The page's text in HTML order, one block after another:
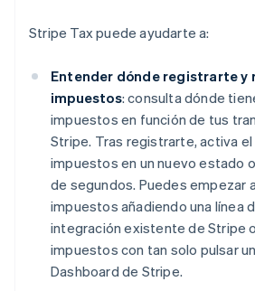
Stripe Tax puede ayudarte a:
Entender dónde registrarte y
impuestos: consulta dónde
impuestos en función de tus
Stripe. Tras registrarte, activa
impuestos en un nuevo estado
de segundos. Puedes empezar
impuestos añadiendo una línea
integración existente de Stripe
impuestos con tan solo pulsar
Dashboard de Stripe.